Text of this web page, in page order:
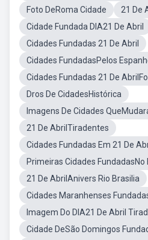
Foto DeRoma Cidade
21 De
Cidade Fundada DIA21 De Abril
Cidades Fundadas 21 De Abril
Cidades FundadasPelos
Cidades Fundadas 21 De
Dros De CidadesHistórica
Imagens De Cidades
21 De AbrilTiradentes
Cidades Fundadas Em 21 De
Primeiras Cidades FundadasNo
21 De AbrilAnivers Rio Brasilia
Cidades Maranhenses
Imagem Do DIA21 De Abril
Cidade DeSão Domingos